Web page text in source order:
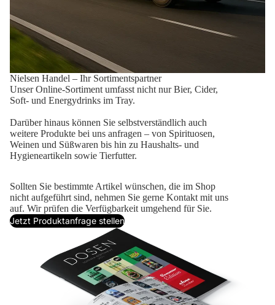
Nielsen Handel – Ihr Sortimentspartner
Unser Online-Sortiment umfasst nicht nur Bier, Cider,
Soft- und Energydrinks im Tray.
Darüber hinaus können Sie selbstverständlich auch
weitere Produkte bei uns anfragen – von Spirituosen,
Weinen und Süßwaren bis hin zu Haushalts- und
Hygieneartikeln sowie Tierfutter.
Sollten Sie bestimmte Artikel wünschen, die im Shop
nicht aufgeführt sind, nehmen Sie gerne Kontakt mit uns
auf. Wir prüfen die Verfügbarkeit umgehend für Sie.
Jetzt Produktanfrage stellen